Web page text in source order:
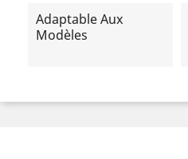
Adaptable Aux
Modèles